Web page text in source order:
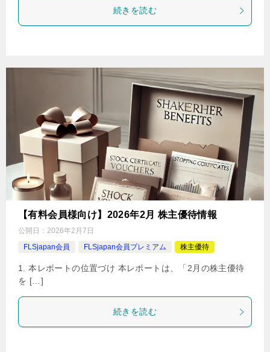
続きを読む
【有料会員様向け】2026年2月 株主優待情報
公開日： 2026年2月7日
FLSjapan会員
FLSjapan会員プレミアム 株主優待
1. 本レポートの位置づけ 本レポートは、「2月の株主優待
を […]
続きを読む